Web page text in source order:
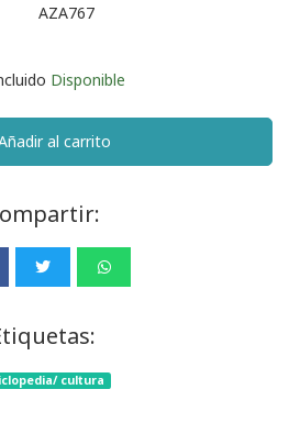
AZA767
Disponible
al carrito
cultura